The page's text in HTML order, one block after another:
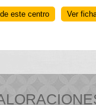
este centro Ver